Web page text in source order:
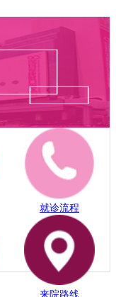
牌，为市民朋友提供
得一对一的咨询服
并保护您的隐私!
补牙费用 根管治
贴面